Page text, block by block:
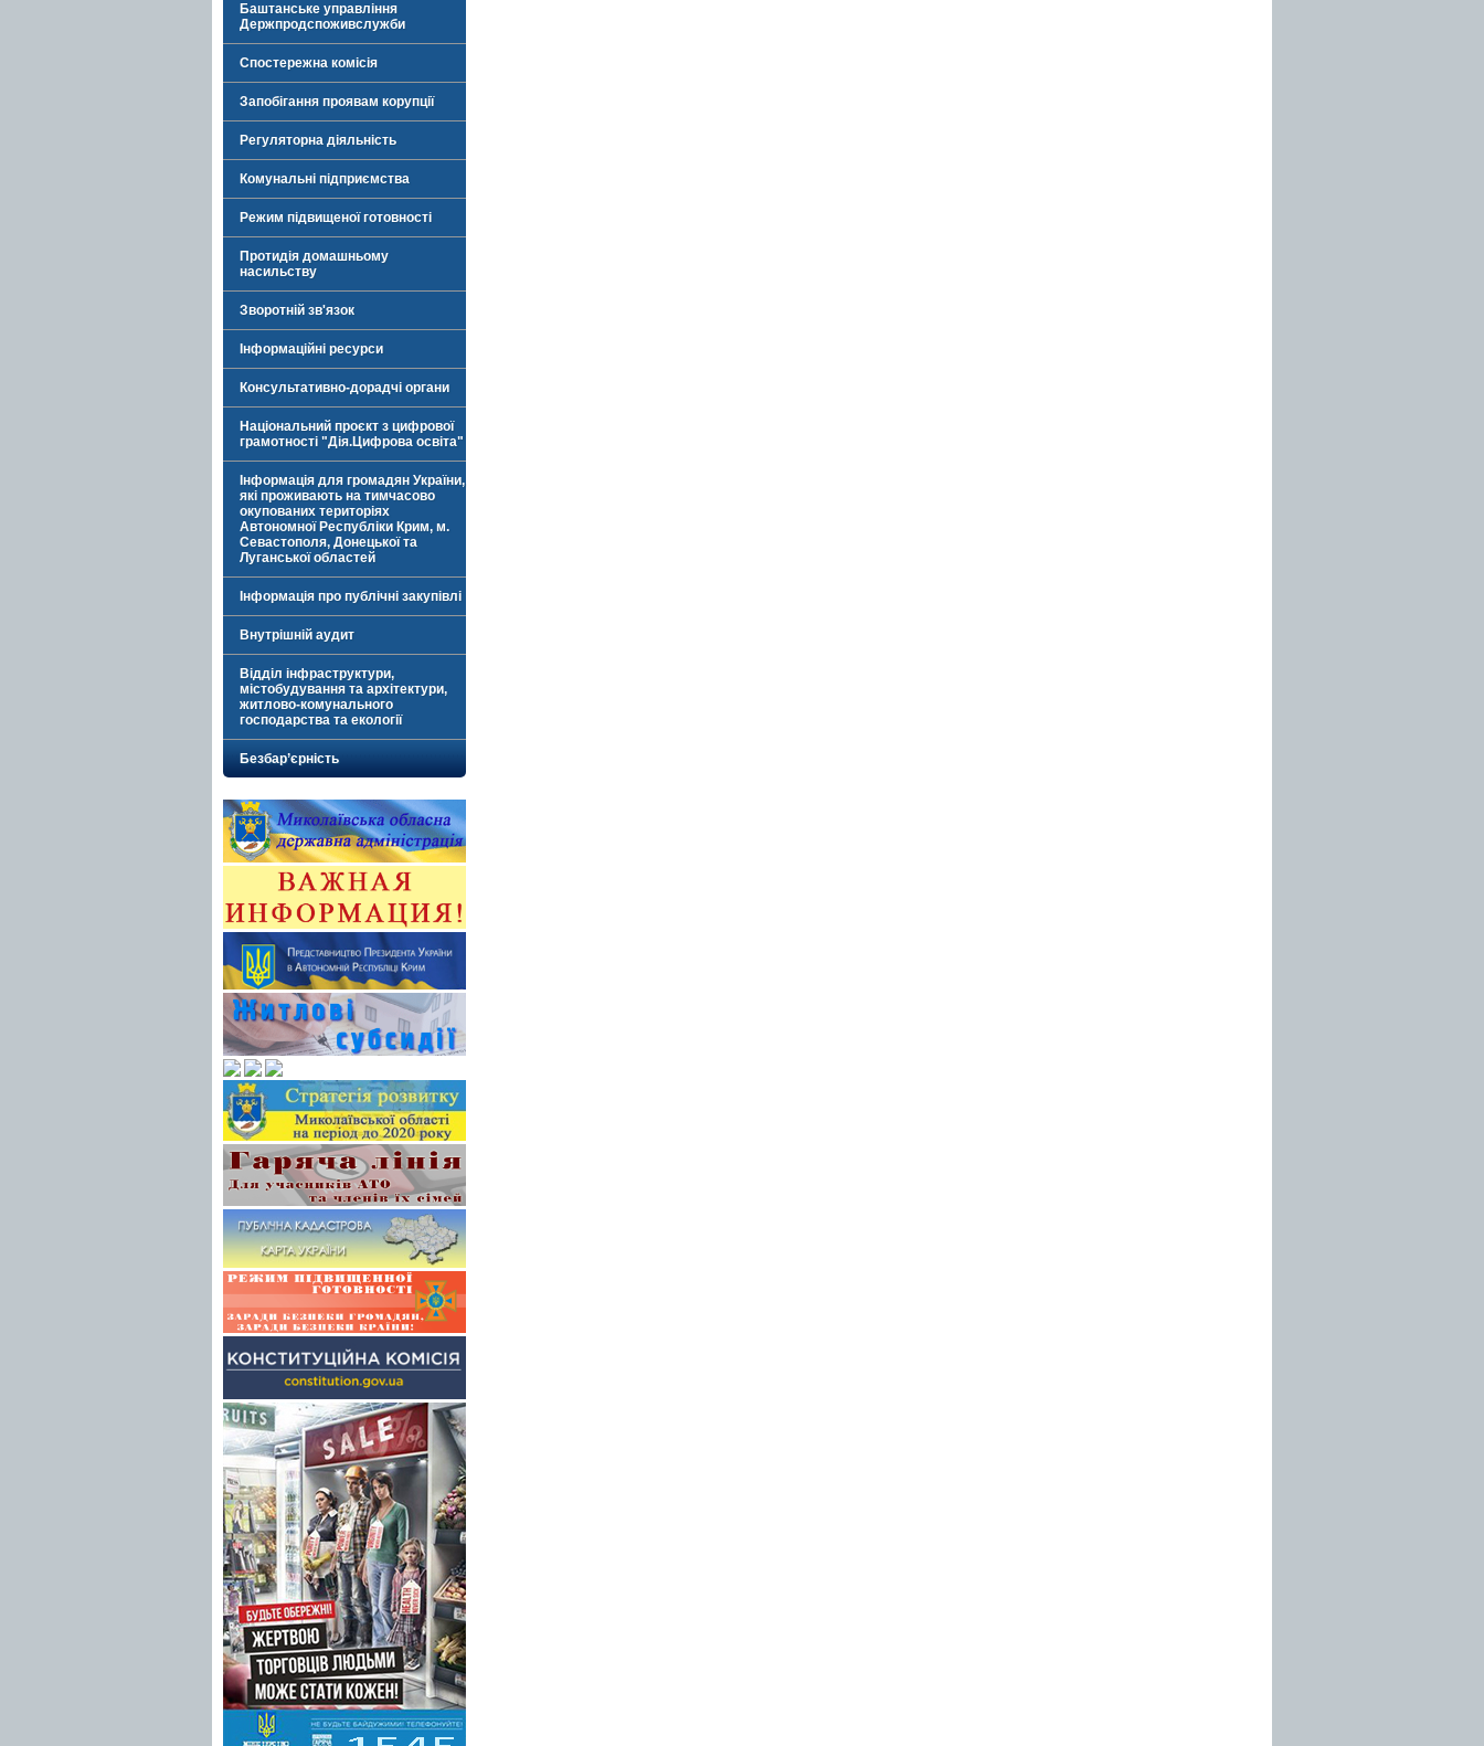
Баштанське управління
Держпродспоживслужби
Спостережна комісія
Запобігання проявам корупції
Регуляторна діяльність
Комунальні підприємства
Режим підвищеної готовності
Протидія домашньому
насильству
Зворотній зв'язок
Інформаційні ресурси
Консультативно-дорадчі органи
Національний проєкт з цифрової
грамотності "Дія.Цифрова освіта"
Інформація для громадян України,
які проживають на тимчасово
окупованих територіях
Автономної Республіки Крим, м.
Севастополя, Донецької та
Луганської областей
Інформація про публічні закупівлі
Внутрішній аудит
Відділ інфраструктури,
містобудування та архітектури,
житлово-комунального
господарства та екології
Безбар’єрність